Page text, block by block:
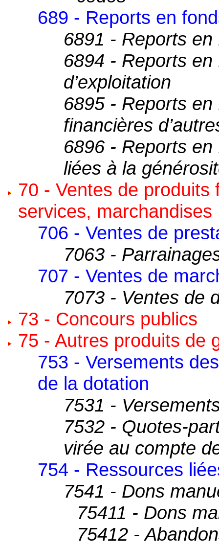
689 - Reports en
6891 - Reports
6894 - Reports
d’exploitation
6895 - Reports
financières
6896 - Reports
liées à la
70 - Ventes de
services, marchandises
706 - Ventes de
7063 -
707 - Ventes de
7073 - Ventes de
73 - Concours publics
75 - Autres produits de
753 - Versements
de la dotation
7531 -
7532 - Quotes-
virée au compte
754 - Ressources
7541 - Dons
75411 - Dons
75412 -